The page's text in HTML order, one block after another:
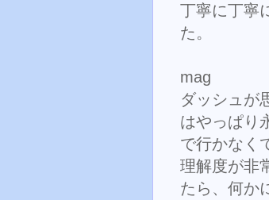
丁寧に丁寧
た。
mag
ダッシュが
はやっぱり
で行かなく
理解度が非
たら、何か